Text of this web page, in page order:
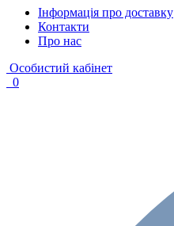
Інформація про доставку
Контакти
Про нас
Особистий кабінет
0